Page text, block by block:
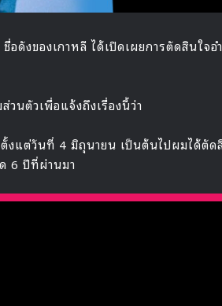
ดังของเกาหลี ได้เปิดเผยการตัดสินใจ
นตัวเพื่อแจ้งถึงเรื่องนี้ว่า
งแต่วันที่ 4 มิถุนายน เป็นต้นไปผมได้ตัด
6 ปีที่ผ่านมา